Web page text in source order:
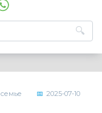
2025-07-10